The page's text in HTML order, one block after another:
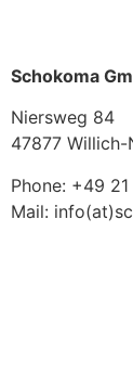
Schokoma
Niersweg 84
47877 Willich-
Phone: +49
Mail: